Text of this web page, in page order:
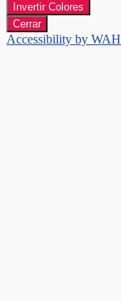
Invertir Colores
Cerrar
Accessibility by WAH